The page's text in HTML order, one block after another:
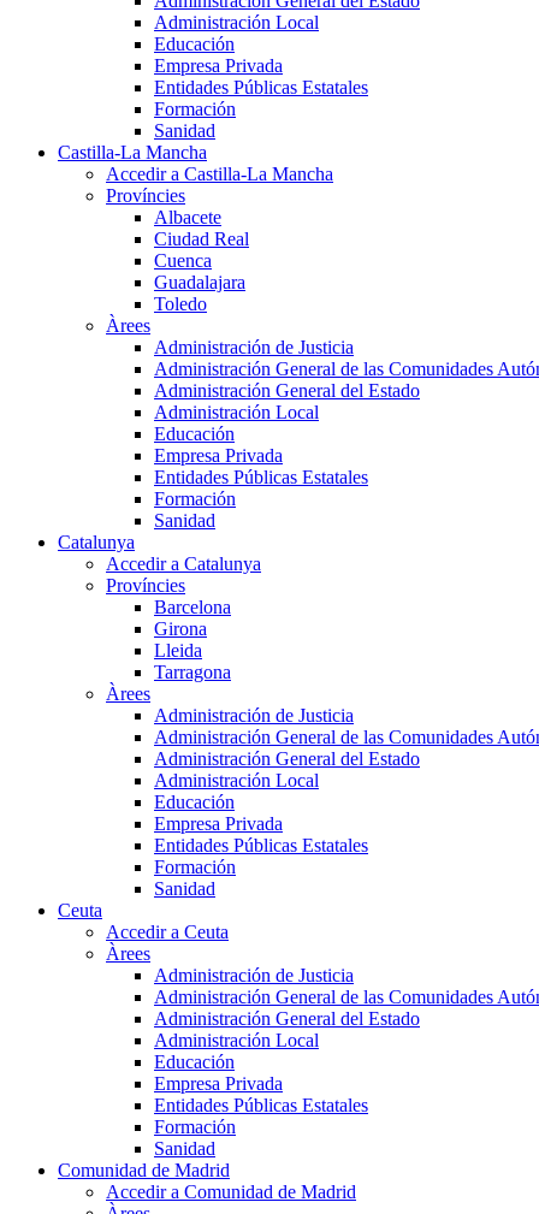
Administración Local
Educación
Empresa Privada
Entidades Públicas Estatales
Formación
Sanidad
Castilla-La Mancha
Accedir a Castilla-La Mancha
Províncies
Albacete
Ciudad Real
Cuenca
Guadalajara
Toledo
Àrees
Administración de Justicia
Administración General de las Comunidades
Administración General del Estado
Administración Local
Educación
Empresa Privada
Entidades Públicas Estatales
Formación
Sanidad
Catalunya
Accedir a Catalunya
Províncies
Barcelona
Girona
Lleida
Tarragona
Àrees
Administración de Justicia
Administración General de las Comunidades
Administración General del Estado
Administración Local
Educación
Empresa Privada
Entidades Públicas Estatales
Formación
Sanidad
Ceuta
Accedir a Ceuta
Àrees
Administración de Justicia
Administración General de las Comunidades
Administración General del Estado
Administración Local
Educación
Empresa Privada
Entidades Públicas Estatales
Formación
Sanidad
Comunidad de Madrid
Accedir a Comunidad de Madrid